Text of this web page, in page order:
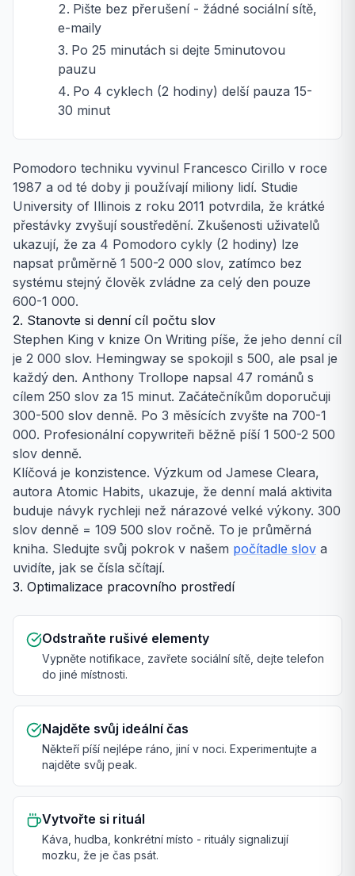
Pište bez přerušení - žádné sociální sítě,
e-maily
Po 25 minutách si dejte 5minutovou
pauzu
Po 4 cyklech (2 hodiny) delší pauza 15-
30 minut
Pomodoro techniku vyvinul Francesco Cirillo v roce
1987 a od té doby ji používají miliony lidí. Studie
University of Illinois z roku 2011 potvrdila, že krátké
přestávky zvyšují soustředění. Zkušenosti uživatelů
ukazují, že za 4 Pomodoro cykly (2 hodiny) lze
napsat průměrně 1 500-2 000 slov, zatímco bez
systému stejný člověk zvládne za celý den pouze
600-1 000.
2. Stanovte si denní cíl počtu slov
Stephen King v knize On Writing píše, že jeho denní cíl
je 2 000 slov. Hemingway se spokojil s 500, ale psal je
každý den. Anthony Trollope napsal 47 románů s
cílem 250 slov za 15 minut. Začátečníkům doporučuji
300-500 slov denně. Po 3 měsících zvyšte na 700-1
000. Profesionální copywriteři běžně píší 1 500-2 500
slov denně.
Klíčová je konzistence. Výzkum od Jamese Cleara,
autora Atomic Habits, ukazuje, že denní malá aktivita
buduje návyk rychleji než nárazové velké výkony. 300
slov denně = 109 500 slov ročně. To je průměrná
kniha. Sledujte svůj pokrok v našem počítadle slov a
uvidíte, jak se čísla sčítají.
3. Optimalizace pracovního prostředí
Odstraňte rušivé elementy
Vypněte notifikace, zavřete sociální sítě, dejte telefon
do jiné místnosti.
Najděte svůj ideální čas
Někteří píší nejlépe ráno, jiní v noci. Experimentujte a
najděte svůj peak.
Vytvořte si rituál
Káva, hudba, konkrétní místo - rituály signalizují
mozku, že je čas psát.